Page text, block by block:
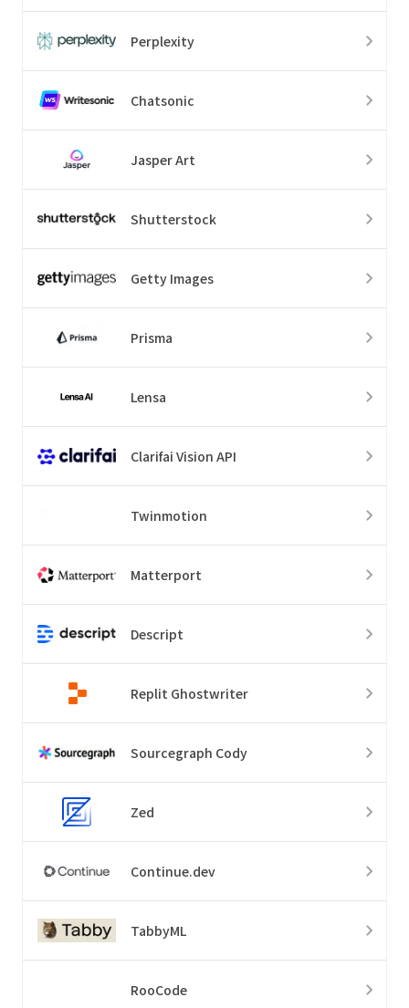
Perplexity
Chatsonic
Jasper Art
Shutterstock
Getty Images
Prisma
Lensa
Clarifai Vision API
Twinmotion
Matterport
Descript
Replit Ghostwriter
Sourcegraph Cody
Zed
Continue.dev
TabbyML
RooCode